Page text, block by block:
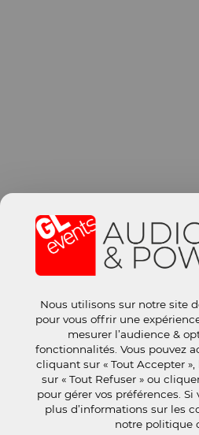
Nous utilisons sur notre site
pour vous offrir une
mesurer l’audience &
fonctionnalités. Vous pouvez
cliquant sur « Tout Accepter
sur « Tout Refuser » ou
pour gérer vos préférences.
plus d’informations sur les
notre politique